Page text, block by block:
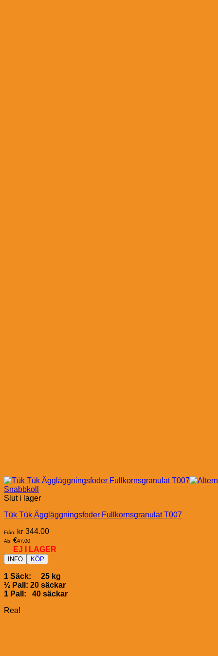
Snabbkoll
Slut i lager
Tük Tük Äggläggningsfoder Fullkornsgranulat T007
Från: kr 344.00
Ab: €47.00
EJ I LAGER
INFO KÖP
1 Säck: 25 kg
½ Pall: 20 säckar
1 Pall: 40 säckar
Rea!